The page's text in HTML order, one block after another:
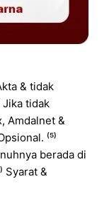
& tidak
Jika tidak
Amdalnet &
⁽⁵⁾
berada di
Syarat &